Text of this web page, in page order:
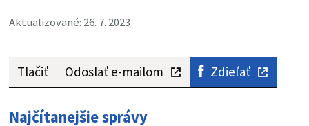
Aktualizované: 26. 7. 2023
Tlačiť Odoslať e-mailom Zdieľať
Najčítanejšie správy